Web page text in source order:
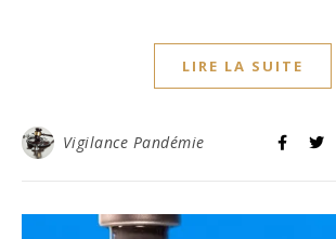
LIRE LA SUITE
Vigilance Pandémie